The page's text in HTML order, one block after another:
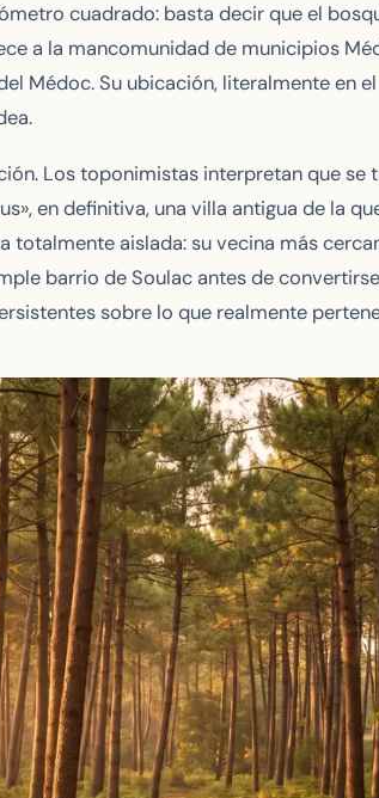
cuadrado: basta decir que el
a la mancomunidad de municipios
Médoc. Su ubicación, literalmente en
Los toponimistas interpretan que
en definitiva, una villa antigua de la
totalmente aislada: su vecina más
barrio de Soulac antes de
sobre lo que realmente